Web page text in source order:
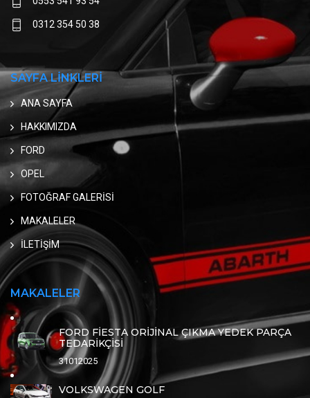
0312 354 50 38
SAYFA LİNKLERİ
ANA SAYFA
HAKKIMIZDA
FORD
OPEL
FOTOĞRAF GALERİSİ
MAKALELER
İLETİŞİM
MAKALELER
FORD FİESTA ORİJİNAL ÇIKMA YEDEK PARÇA
TEDARİKÇİSİ
31012025
VOLKSWAGEN GOLF